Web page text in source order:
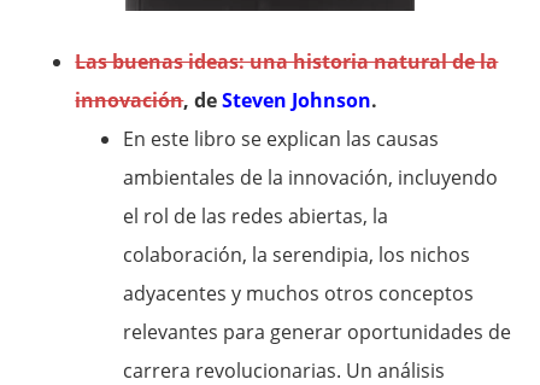
Las buenas ideas: una historia natural de la
innovación, deSteven Johnson.
En este libro se explican las causas
ambientales de la innovación, incluyendo
el rol de las redes abiertas, la
colaboración, la serendipia, los nichos
adyacentes y muchos otros conceptos
relevantes para generar oportunidades de
carrera revolucionarias. Un análisis